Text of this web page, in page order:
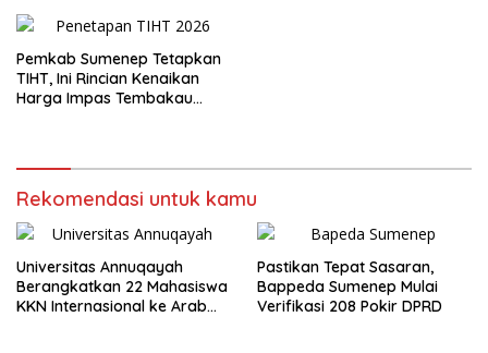
Pemkab Sumenep Tetapkan
TIHT, Ini Rincian Kenaikan
Harga Impas Tembakau
Rekomendasi untuk kamu
Universitas Annuqayah
Berangkatkan 22 Mahasiswa
KKN Internasional ke Arab
Pastikan Tepat Sasaran,
Bappeda Sumenep Mulai
Verifikasi 208 Pokir DPRD